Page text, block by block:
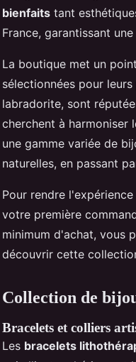
bienfaits tant
France, garantissant
La boutique met un
sélectionnées pour
labradorite, sont
cherchent à harmoniser
une gamme variée de
naturelles, en passant
Pour rendre
votre première
minimum d'achat, vous
découvrir cette
Collection de
Bracelets et colliers
Les bracelets